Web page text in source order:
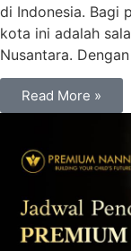
di Indonesia. Bagi
kota ini adalah
Nusantara.
Read More »